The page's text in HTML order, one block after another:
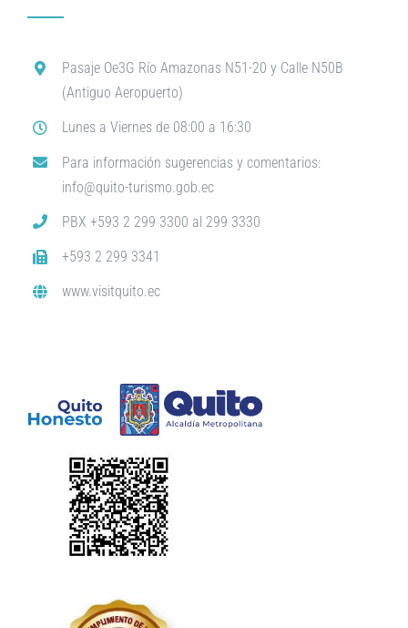
Pasaje Oe3G Río Amazonas N51-20 y Calle N50B
(Antiguo Aeropuerto)
Lunes a Viernes de 08:00 a 16:30
Para información sugerencias y comentarios:
info@quito-turismo.gob.ec
PBX +593 2 299 3300 al 299 3330
+593 2 299 3341
www.visitquito.ec